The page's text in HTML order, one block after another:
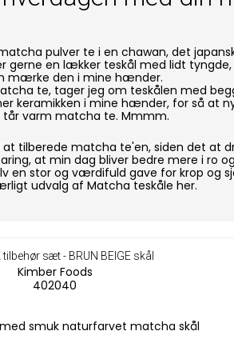
pulver te i en chawan, det
gerne en lækker teskål med lidt tyngde,
mærke den i mine hænder.
te, tager jeg om teskålen med
keramikken i mine hænder, for så at
tår varm matcha te. Mmmm.
tilberede matcha te'en, siden det at
at min dag bliver bedre mere i ro
en stor og værdifuld gave for krop og
udvalg af Matcha teskåle her.
tilbehør sæt - BRUN BEIGE skål
Kimber Foods
402040
smuk naturfarvet matcha skål